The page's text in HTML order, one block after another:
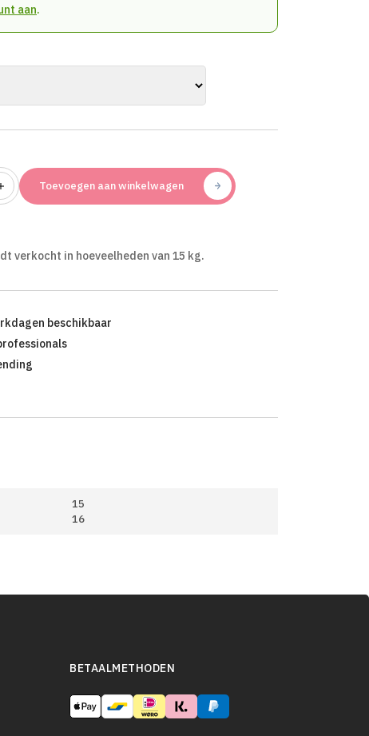
aan.
Toevoegen aan winkelwagen
verkocht in hoeveelheden van 15 kg.
beschikbaar
15
16
BETAALMETHODEN